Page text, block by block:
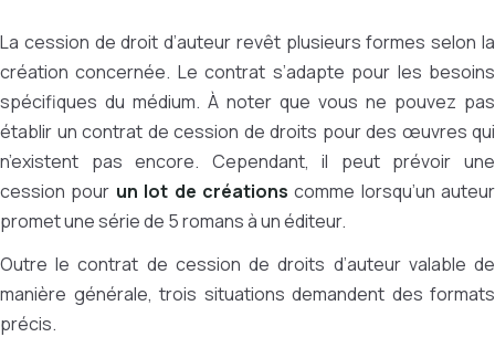
La cession de droit d’auteur revêt plusieurs formes selon la
création concernée. Le contrat s’adapte pour les besoins
spécifiques du médium. À noter que vous ne pouvez pas
établir un contrat de cession de droits pour des œuvres qui
n’existent pas encore. Cependant, il peut prévoir une
cession pour un lot de créations comme lorsqu’un auteur
promet une série de 5 romans à un éditeur.
Outre le contrat de cession de droits d’auteur valable de
manière générale, trois situations demandent des formats
précis.